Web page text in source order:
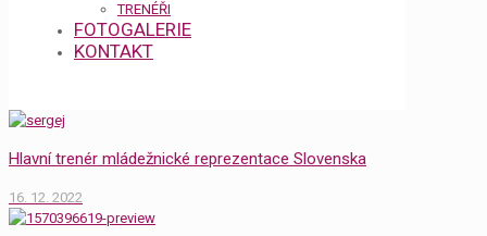
TRENÉŘI
FOTOGALERIE
KONTAKT
Hlavní trenér mládežnické reprezentace Slovenska
16. 12. 2022